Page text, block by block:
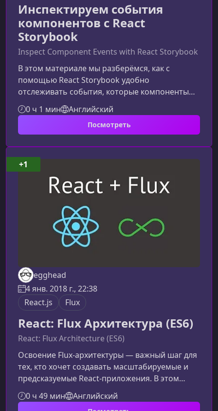
Инспектируем события
компонентов с React
Storybook
Inspect Component Events with React Storybook
В этом материале мы разберёмся, как с
помощью React Storybook удобно
отслеживать события, которые компоненты
генерируют через пропсы‑функции. Вы
узнаете, как тестировать взаимодействия,
визуализировать события и повышать
настройки.Зачем отслеживать события в
StorybookМногие UI‑компоненты использует
callback‑функции, чтобы сообщать о действиях
пользователя: кликах, вводе данных, выборе
элементов и других событ
0 ч 1 мин Английский
Посмотреть
egghead
4 янв. 2018 г., 22:38
React.js
Flux
React: Flux Aрхитектура (ES6)
React: Flux Architecture (ES6)
Освоение Flux‑архитектуры — важный шаг для
тех, кто хочет создавать масштабируемые и
предсказуемые React‑приложения. В этом
курсе вы разберётесь, как упорядочить
данные, управление состоянием и
0 ч 49 мин Английский
+1